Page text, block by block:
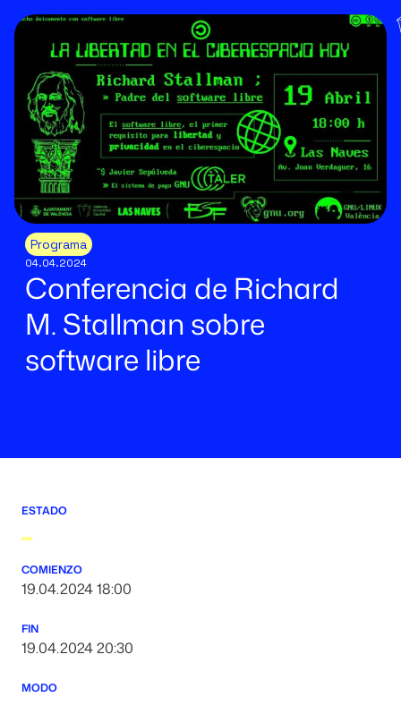
Programa
04.04.2024
Conferencia de Richard
M. Stallman sobre
software libre
ESTADO
COMIENZO
19.04.2024 18:00
FIN
19.04.2024 20:30
MODO